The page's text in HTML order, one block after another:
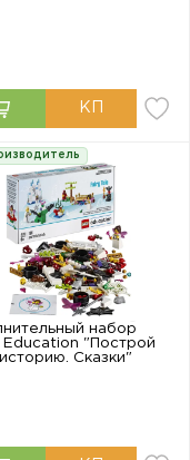
набор
Education "Построй
Сказки"